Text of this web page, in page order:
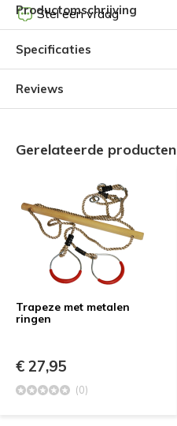
Stel een vraag
Productomschrijving
Specificaties
Reviews
Gerelateerde producten
Trapeze met metalen
ringen
€ 27,95
(0)